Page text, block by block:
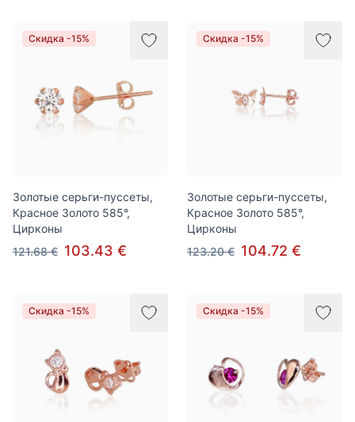
Скидка -15%
Золотые серьги-пуссеты,
Красное Золото 585°,
Цирконы
121.68 € 103.43 €
Скидка -15%
Золотые серьги-пуссеты,
Красное Золото 585°,
Цирконы
123.20 € 104.72 €
Скидка -15% Скидка -15%